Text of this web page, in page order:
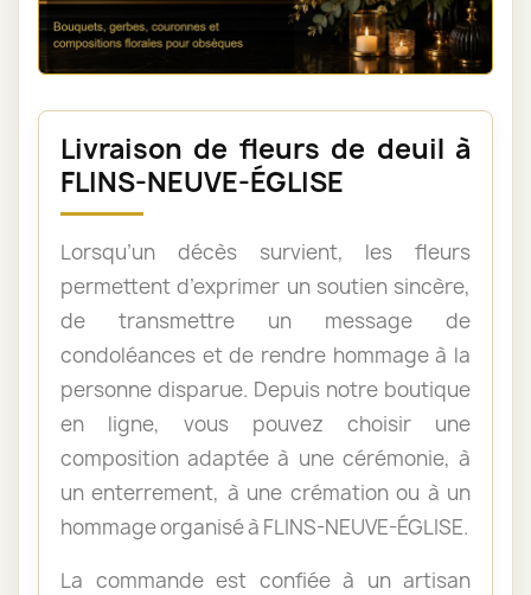
Livraison de fleurs de deuil à
FLINS-NEUVE-ÉGLISE
Lorsqu’un décès survient, les fleurs
permettent d’exprimer un soutien sincère,
de transmettre un message de
condoléances et de rendre hommage à la
personne disparue. Depuis notre boutique
en ligne, vous pouvez choisir une
composition adaptée à une cérémonie, à
un enterrement, à une crémation ou à un
hommage organisé à FLINS-NEUVE-ÉGLISE.
La commande est confiée à un artisan